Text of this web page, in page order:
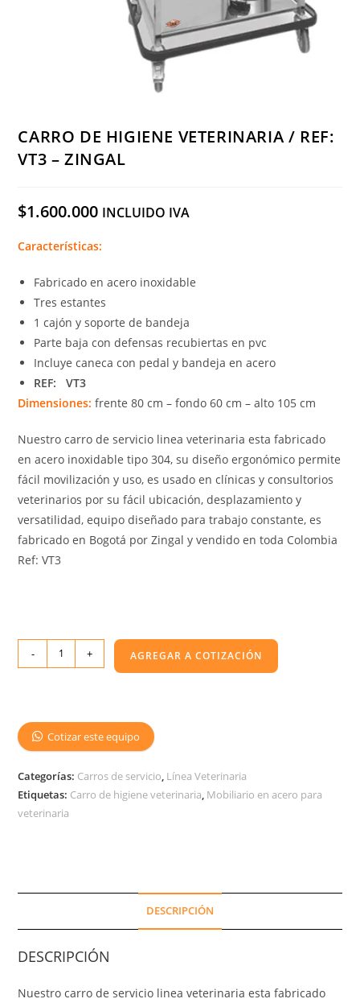
CARRO DE HIGIENE VETERINARIA / REF:
VT3 – ZINGAL
$1.600.000 INCLUIDO IVA
Características:
Fabricado en acero inoxidable
Tres estantes
1 cajón y soporte de bandeja
Parte baja con defensas recubiertas en pvc
Incluye caneca con pedal y bandeja en acero
REF: VT3
Dimensiones: frente 80 cm – fondo 60 cm – alto 105 cm
Nuestro carro de servicio linea veterinaria esta fabricado
en acero inoxidable tipo 304, su diseño ergonómico permite
fácil movilización y uso, es usado en clínicas y consultorios
veterinarios por su fácil ubicación, desplazamiento y
versatilidad, equipo diseñado para trabajo constante, es
fabricado en Bogotá por Zingal y vendido en toda Colombia
Ref: VT3
- + AGREGAR A COTIZACIÓN
Cotizar este equipo
Categorías: Carros de servicio Línea Veterinaria
Etiquetas: Carro de higiene veterinaria Mobiliario en acero para
veterinaria
DESCRIPCIÓN
DESCRIPCIÓN
Nuestro carro de servicio linea veterinaria esta fabricado